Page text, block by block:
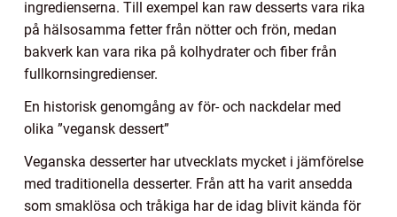
ingredienserna. Till exempel kan raw desserts vara rika
på hälsosamma fetter från nötter och frön, medan
bakverk kan vara rika på kolhydrater och fiber från
fullkornsingredienser.
En historisk genomgång av för- och nackdelar med
olika ”vegansk dessert”
Veganska desserter har utvecklats mycket i jämförelse
med traditionella desserter. Från att ha varit ansedda
som smaklösa och tråkiga har de idag blivit kända för